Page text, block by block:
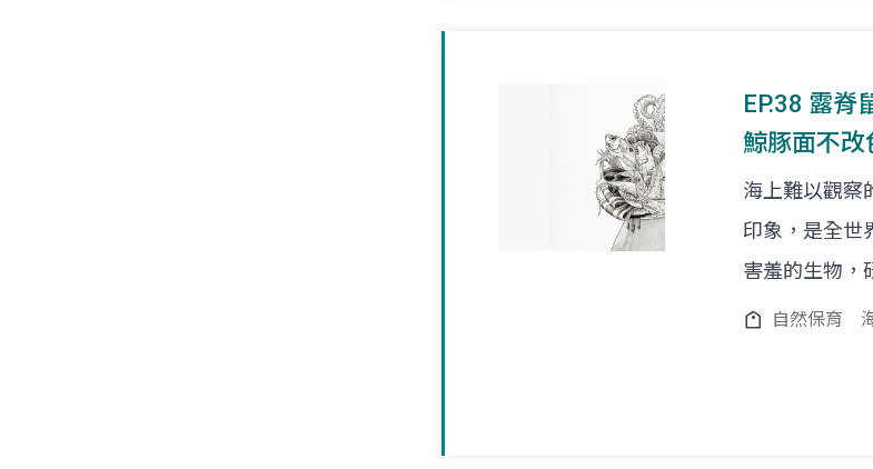
EP.38 露脊
鯨豚面不改
海上難以觀察
印象，是全世
害羞的生物，
自然保育